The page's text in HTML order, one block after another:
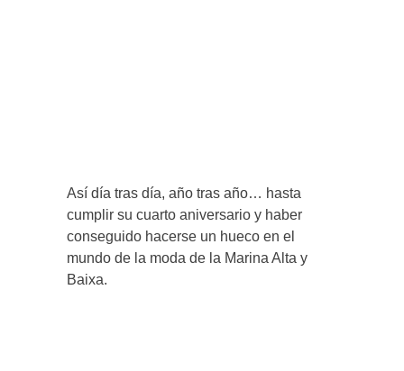
Así día tras día, año tras año… hasta
cumplir su cuarto aniversario y haber
conseguido hacerse un hueco en el
mundo de la moda de la Marina Alta y
Baixa.